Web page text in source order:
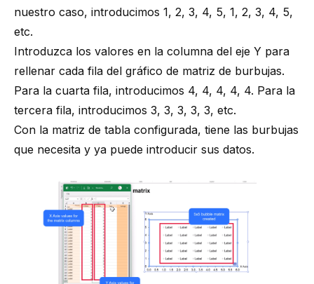
nuestro caso, introducimos 1, 2, 3, 4, 5, 1, 2, 3, 4, 5,
etc.
Introduzca los valores en la columna del eje Y para
rellenar cada fila del gráfico de matriz de burbujas.
Para la cuarta fila, introducimos 4, 4, 4, 4, 4. Para la
tercera fila, introducimos 3, 3, 3, 3, 3, etc.
Con la matriz de tabla configurada, tiene las burbujas
que necesita y ya puede introducir sus datos.